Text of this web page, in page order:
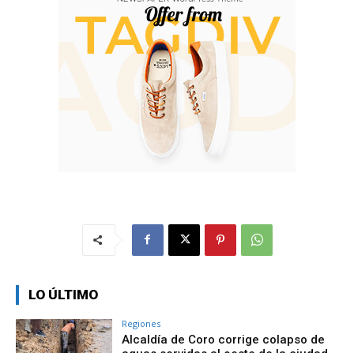
LO ÚLTIMO
Regiones
Alcaldía de Coro corrige colapso de